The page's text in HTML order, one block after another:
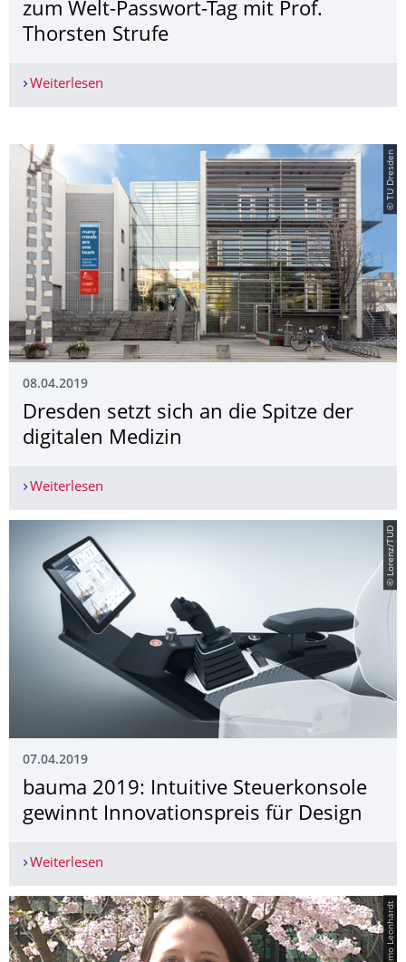
zum Welt-Passwort-Tag mit Prof.
Thorsten Strufe
Weiterlesen
© TU Dresden
08.04.2019
Dresden setzt sich an die Spitze der
digitalen Medizin
Weiterlesen
© Lorenz/TUD
07.04.2019
bauma 2019: Intuitive Steuerkonsole
gewinnt Innovationspreis für Design
Weiterlesen